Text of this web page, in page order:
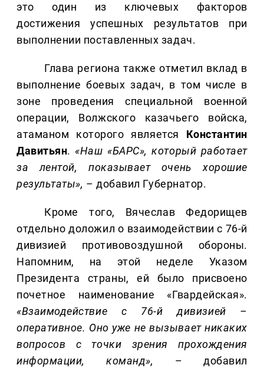
это один из ключевых факторов
достижения успешных результатов при
выполнении поставленных задач.
Глава региона также отметил вклад в
выполнение боевых задач, в том числе в
зоне проведения специальной военной
операции, Волжского казачьего войска,
атаманом которого является Константин
Давитьян.«Наш «БАРС», который работает
за лентой, показывает очень хорошие
результаты», – добавил Губернатор.
Кроме того, Вячеслав Федорищев
отдельно доложил о взаимодействии с 76-й
дивизией противовоздушной обороны.
Напомним, на этой неделе Указом
Президента страны, ей было присвоено
почетное наименование «Гвардейская».
«Взаимодействие с 76-й дивизией –
оперативное. Оно уже не вызывает никаких
вопросов с точки зрения прохождения
информации, команд»,
– добавил